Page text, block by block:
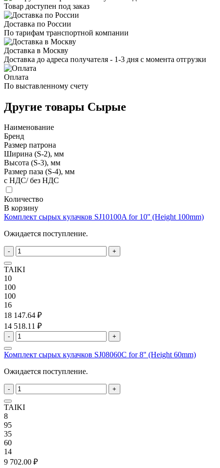
Товар доступен под заказ
Доставка по России
По тарифам транспортной компании
Доставка в Москву
Доставка до адреса получателя - 1-3 дня с момента отгрузки
Оплата
По выставленному счету
Другие товары Сырые
Наименование
Бренд
Размер патрона
Ширина (S-2), мм
Высота (S-3), мм
Размер паза (S-4), мм
с НДС/ без НДС
Количество
В корзину
Комплект сырых кулачков SJ10100A for 10'' (Height 100mm)
Ожидается поступление.
- +
TAIKI
10
100
100
16
18 147.64 ₽
14 518.11 ₽
- +
Комплект сырых кулачков SJ08060C for 8'' (Height 60mm)
Ожидается поступление.
- +
TAIKI
8
95
35
60
14
9 702.00 ₽